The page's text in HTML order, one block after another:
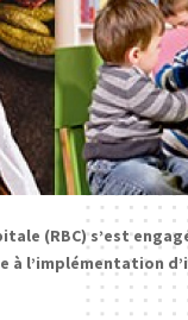
(RBC) s’est
à l’implémentation